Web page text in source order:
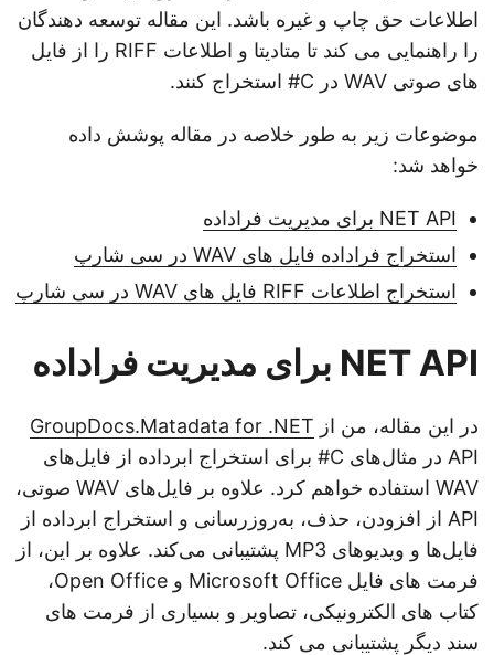
اطلاعات حق چاپ و غیره باشد. این مقاله توسعه دهندگان
را راهنمایی می کند تا متادیتا و اطلاعات RIFF را از فایل
های صوتی WAV در C# استخراج کنند.
موضوعات زیر به طور خلاصه در مقاله پوشش داده
خواهد شد:
NET API برای مدیریت فراداده
استخراج فراداده فایل های WAV در سی شارپ
استخراج اطلاعات RIFF فایل های WAV در سی شارپ
NET API برای مدیریت فراداده
در این مقاله، من از GroupDocs.Matadata for .NET
API در مثال‌های C# برای استخراج ابرداده از فایل‌های
WAV استفاده خواهم کرد. علاوه بر فایل‌های WAV صوتی،
API از افزودن، حذف، به‌روزرسانی و استخراج ابرداده از
فایل‌ها و ویدیوهای MP3 پشتیبانی می‌کند. علاوه بر این، از
فرمت های فایل Microsoft Office و Open Office،
کتاب های الکترونیکی، تصاویر و بسیاری از فرمت های
سند دیگر پشتیبانی می کند.